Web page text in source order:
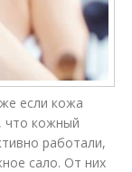
если кожа
что кожный
работали,
сало. От них